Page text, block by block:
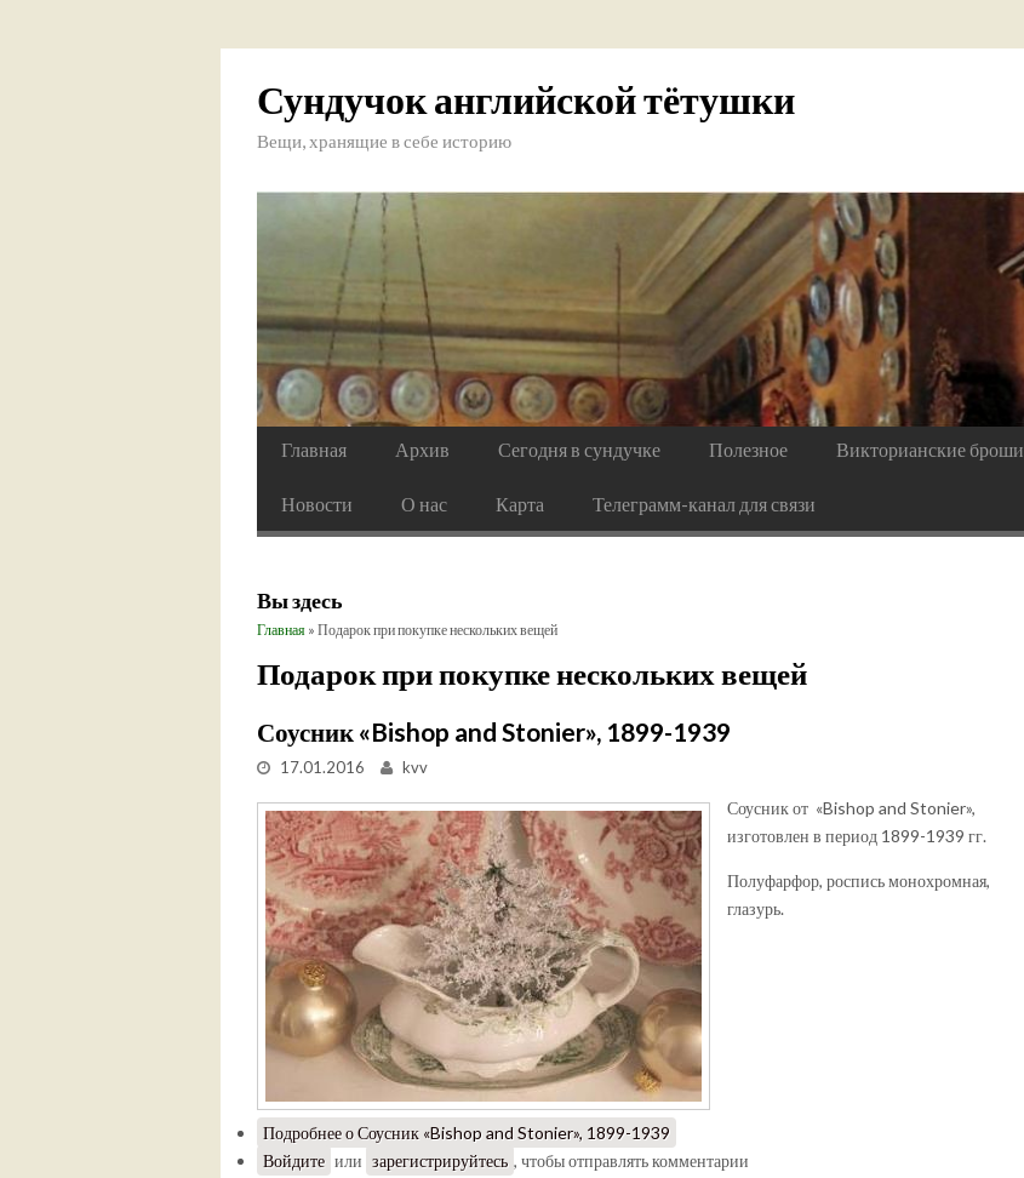
Сундучок английской тётушки
Вещи, хранящие в себе историю
Главная Архив Сегодня в сундучке Полезное Викторианские броши
Новости О нас Карта Телеграмм-канал для связи
Вы здесь
Главная » Подарок при покупке нескольких вещей
Подарок при покупке нескольких вещей
Соусник «Bishop and Stonier», 1899-1939
17.01.2016 kvv
Соусник от «Bishop and Stonier»,
изготовлен в период 1899-1939 гг.
Полуфарфор, роспись монохромная,
глазурь.
Подробнеео Соусник «Bishop and Stonier», 1899-1939
Войдите или зарегистрируйтесь , чтобы отправлять комментарии